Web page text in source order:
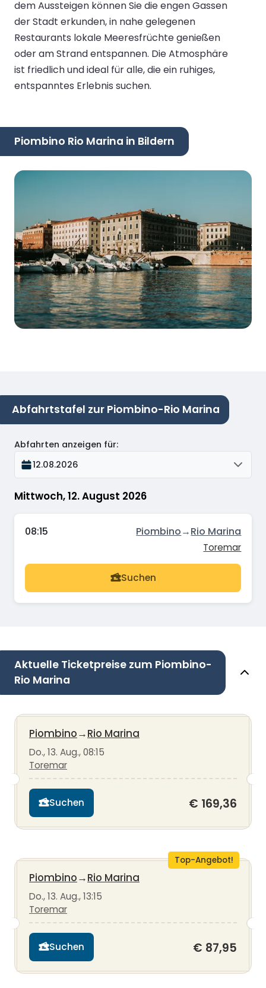
dem Aussteigen können Sie die engen Gassen
der Stadt erkunden, in nahe gelegenen
Restaurants lokale Meeresfrüchte genießen
oder am Strand entspannen. Die Atmosphäre
ist friedlich und ideal für alle, die ein ruhiges,
entspanntes Erlebnis suchen.
Piombino Rio Marina in Bildern
Abfahrtstafel zur Piombino-Rio Marina
Mittwoch, 12. August 2026
Abfahrten anzeigen für:
12.08.2026
08:15 Piombino→Rio Marina
Toremar
Suchen
Aktuelle Ticketpreise zum Piombino-
Rio Marina
Piombino→Rio Marina
Do., 13. Aug., 08:15
Toremar
Suchen € 169,36
Top-Angebot!
Piombino→Rio Marina
Do., 13. Aug., 13:15
Toremar
Suchen € 87,95